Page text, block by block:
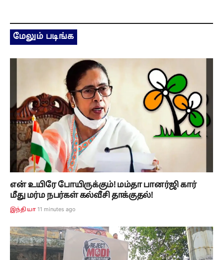
மேலும் படிங்க
என் உயிரே போயிருக்கும்! மம்தா பானர்ஜி கார்
மீது மர்ம நபர்கள் கல்வீசி தாக்குதல்!
இந்தியா 11 minutes ago